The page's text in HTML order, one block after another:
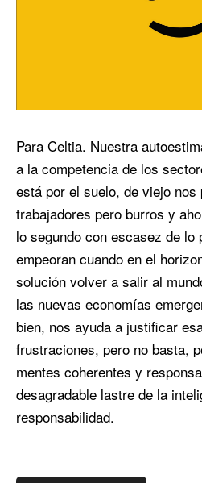
Para Celtia. Nuestra
a la competencia de los
está por el suelo, de viejo
trabajadores pero burros y
lo segundo con escasez de lo
empeoran cuando en el
solución volver a salir al
las nuevas economías
bien, nos ayuda a justificar
frustraciones, pero no basta,
mentes coherentes y
desagradable lastre de la
responsabilidad.